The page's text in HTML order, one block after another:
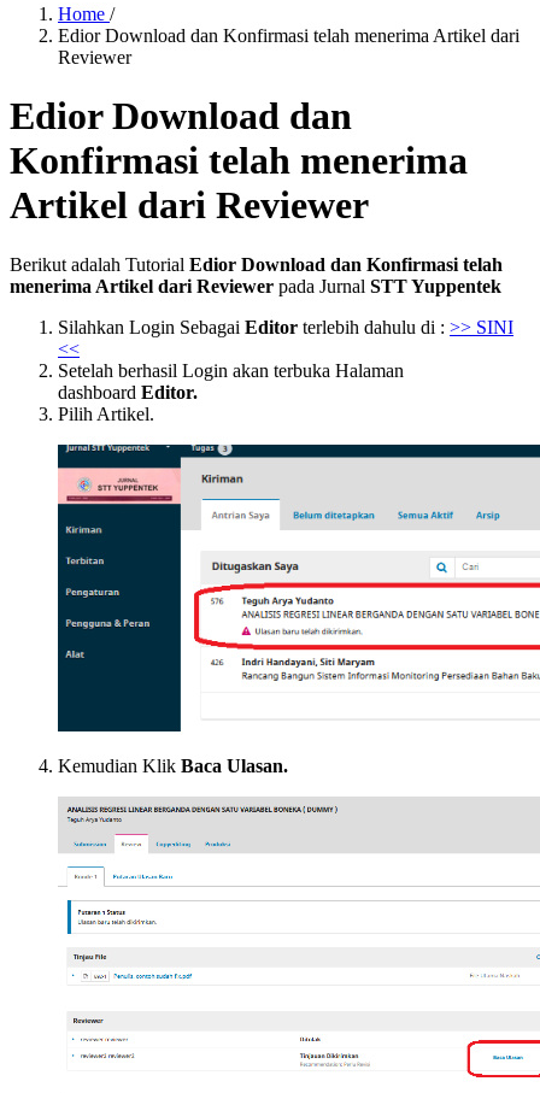
Home /
Edior Download dan Konfirmasi telah menerima Artikel dari
Reviewer
Edior Download dan
Konfirmasi telah menerima
Artikel dari Reviewer
Berikut adalah Tutorial Edior Download dan Konfirmasi telah
menerima Artikel dari Reviewer pada Jurnal STT Yuppentek
Silahkan Login Sebagai Editor terlebih dahulu di : >> SINI
<<
Setelah berhasil Login akan terbuka Halaman
dashboard Editor.
Pilih Artikel.
Kemudian Klik Baca Ulasan.